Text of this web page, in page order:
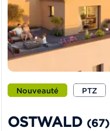
Nouveauté PTZ
OSTWALD (67)